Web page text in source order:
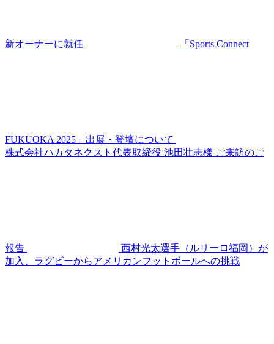
新オーナーに就任 「Sports Connect
FUKUOKA 2025」出展・登壇について
株式会社ハカタネクスト代表取締役 池田壮志様 ご来訪のご
報告
西村光太選手（ルリーロ福岡）が
加入、ラグビーからアメリカンフットボールへの挑戦